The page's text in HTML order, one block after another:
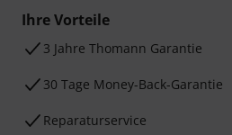
Ihre Vorteile
3 Jahre Thomann Garantie
30 Tage Money-Back-Garantie
Reparaturservice